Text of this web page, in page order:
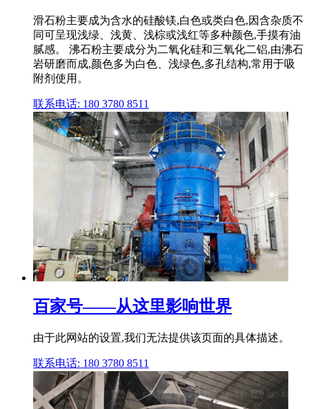
滑石粉主要成为含水的硅酸镁,白色或类白色,因含杂质不
同可呈现浅绿、浅黄、浅棕或浅红等多种颜色,手摸有油
腻感。 沸石粉主要成分为二氧化硅和三氧化二铝,由沸石
岩研磨而成,颜色多为白色、浅绿色,多孔结构,常用于吸
附剂使用。
联系电话: 180 3780 8511
百家号——从这里影响世界
由于此网站的设置,我们无法提供该页面的具体描述。
联系电话: 180 3780 8511